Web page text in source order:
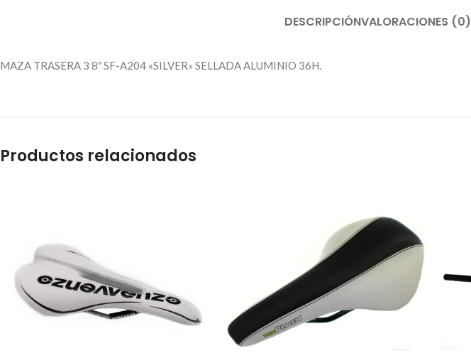
DESCRIPCIÓNVALORACIONES (0)
MAZA TRASERA 3 8″ SF-A204 «SILVER» SELLADA ALUMINIO 36H.
Productos relacionados